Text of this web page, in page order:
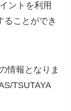
ントを利用
ることができ
情報となりま
TSUTAYA